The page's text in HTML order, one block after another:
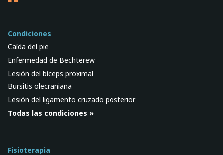
Condiciones
Caída del pie
Enfermedad de Bechterew
Lesión del bíceps proximal
Bursitis olecraniana
Lesión del ligamento cruzado posterior
Todas las condiciones »
Fisioterapia